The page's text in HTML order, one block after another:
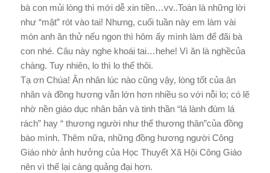
bà con mủi lòng thì mới dễ xin tiền…vv..Toàn là những lời
như “mật” rót vào tai! Nhưng, cuối tuần này em làm vài
món anh ăn thử nếu ngon thì hôm ấy mình làm để đãi bà
con nhé. Câu này nghe khoái tai…hehe! Vì ăn là nghềcủa
chàng. Tuy nhiên, lo thì lo thế thôi.
Tạ ơn Chúa! Ân nhân lúc nào cũng vậy, lòng tốt của ân
nhân và đồng hương vẫn lớn hơn nhiều so với nỗi lo; có lẽ
nhờ nền giáo dục nhân bản và tinh thần “lá lành đùm lá
rách” hay “ thương người như thể thương thân”của đồng
bào mình. Thêm nữa, những đồng hương người Công
Giáo nhờ ảnh hưởng của Học Thuyết Xã Hội Công Giáo
nên vì thế lại càng quảng đại hơn.